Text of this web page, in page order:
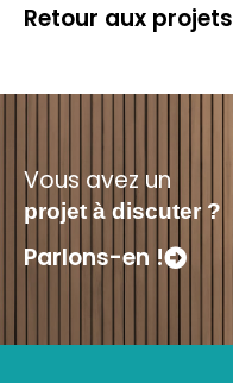
Retour aux projets
Vous avez un
projet à discuter ?
Parlons-en !